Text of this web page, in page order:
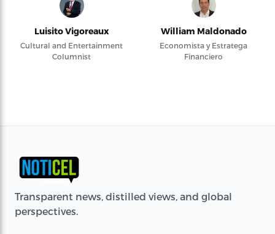
Luisito Vigoreaux
Cultural and Entertainment
Columnist
William Maldonado
Economista y Estratega
Financiero
Transparent news, distilled views, and global
perspectives.